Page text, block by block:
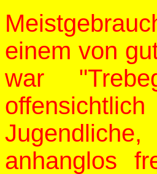
einem von
war
anhanglos